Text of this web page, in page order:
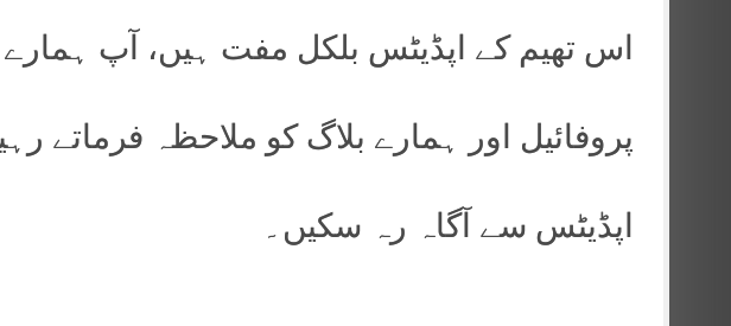
اس تھیم کے اپڈیٹس بلکل مفت ہیں، آپ ہمارے
پروفائیل اور ہمارے بلاگ کو ملاحظہ فرماتے
اپڈیٹس سے آگاہ رہ سکیں۔